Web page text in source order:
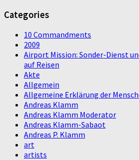
Categories
10 Commandments
2009
Airport Mission: Sonder-Dienst
auf Reisen
Akte
Allgemein
Allgemeine Erklärung der
Andreas Klamm
Andreas Klamm Moderator
Andreas Klamm-Sabaot
Andreas P. Klamm
art
artists